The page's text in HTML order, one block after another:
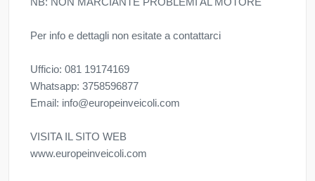
Per info e dettagli non esitate a contattarci
Ufficio: 081 19174169
Whatsapp: 3758596877
Email: info@europeinveicoli.com
VISITA IL SITO WEB
www.europeinveicoli.com